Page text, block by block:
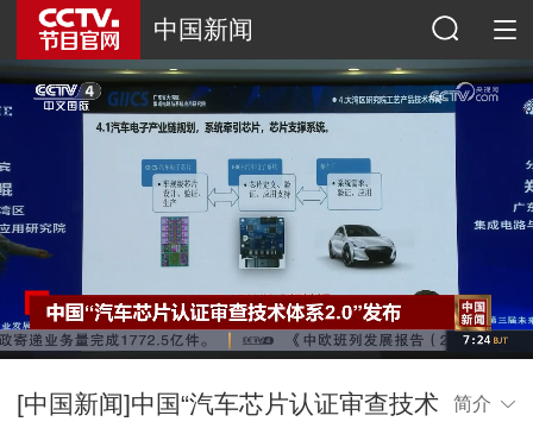
中国新闻
[中国新闻]中国“汽车芯片认证审查技术
简介